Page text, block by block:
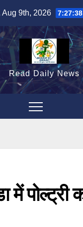
Aug 9th, 2026
Read Daily News
पोल्ट्री